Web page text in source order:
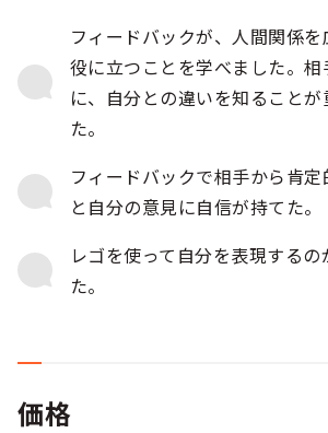
フィードバックが、人間関係
役に立つことを学べました。
に、自分との違いを知ること
た。
フィードバックで相手から肯
と自分の意見に自信が持てた。
レゴを使って自分を表現する
た。
価格